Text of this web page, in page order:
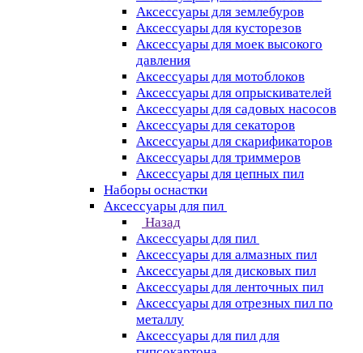
Аксессуары для землебуров
Аксессуары для кусторезов
Аксессуары для моек высокого
давления
Аксессуары для мотоблоков
Аксессуары для опрыскивателей
Аксессуары для садовых насосов
Аксессуары для секаторов
Аксессуары для скарификаторов
Аксессуары для триммеров
Аксессуары для цепных пил
Наборы оснастки
Аксессуары для пил
Назад
Аксессуары для пил
Аксессуары для алмазных пил
Аксессуары для дисковых пил
Аксессуары для ленточных пил
Аксессуары для отрезных пил по
металлу
Аксессуары для пил для